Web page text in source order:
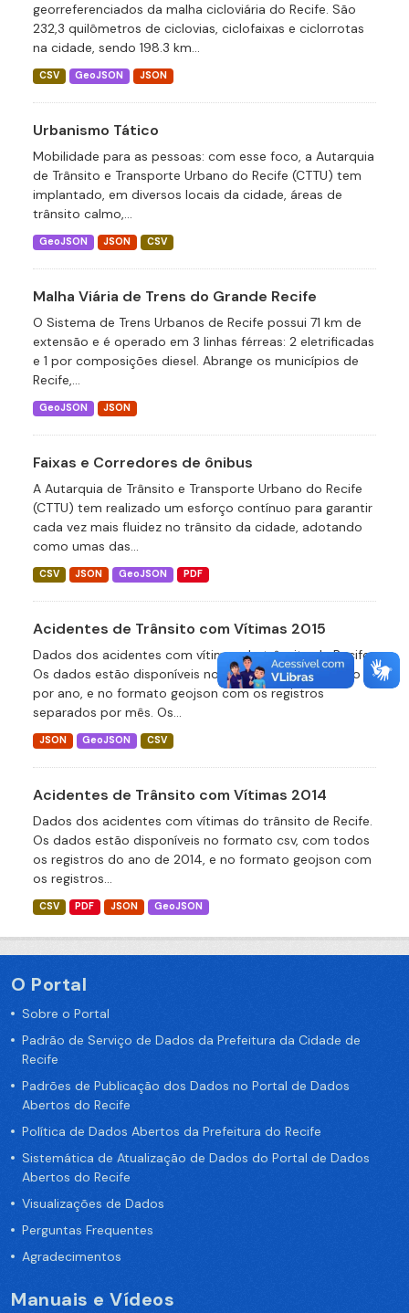
georreferenciados da malha cicloviária do Recife. São
232,3 quilômetros de ciclovias, ciclofaixas e ciclorrotas
na cidade, sendo 198.3 km...
CSV GeoJSON JSON
Urbanismo Tático
Mobilidade para as pessoas: com esse foco, a Autarquia
de Trânsito e Transporte Urbano do Recife (CTTU) tem
implantado, em diversos locais da cidade, áreas de
trânsito calmo,...
GeoJSON JSON CSV
Malha Viária de Trens do Grande Recife
O Sistema de Trens Urbanos de Recife possui 71 km de
extensão e é operado em 3 linhas férreas: 2 eletrificadas
e 1 por composições diesel. Abrange os municípios de
Recife,...
GeoJSON JSON
Faixas e Corredores de ônibus
A Autarquia de Trânsito e Transporte Urbano do Recife
(CTTU) tem realizado um esforço contínuo para garantir
cada vez mais fluidez no trânsito da cidade, adotando
como umas das...
CSV JSON GeoJSON PDF
Acidentes de Trânsito com Vítimas 2015
Dados dos acidentes com vítimas do trânsito de Recife.
Os dados estão disponíveis no formato csv, agrupado
por ano, e no formato geojson com os registros
separados por mês. Os...
JSON GeoJSON CSV
Acidentes de Trânsito com Vítimas 2014
Dados dos acidentes com vítimas do trânsito de Recife.
Os dados estão disponíveis no formato csv, com todos
os registros do ano de 2014, e no formato geojson com
os registros...
CSV PDF JSON GeoJSON
O Portal
Sobre o Portal
Padrão de Serviço de Dados da Prefeitura da Cidade de
Recife
Padrões de Publicação dos Dados no Portal de Dados
Abertos do Recife
Política de Dados Abertos da Prefeitura do Recife
Sistemática de Atualização de Dados do Portal de Dados
Abertos do Recife
Visualizações de Dados
Perguntas Frequentes
Agradecimentos
Manuais e Vídeos